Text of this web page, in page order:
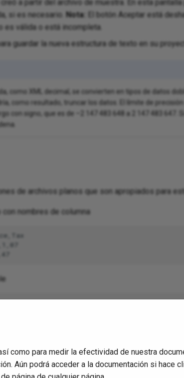
a partir del archivo de muestra. En esta
si es necesario. Nota:
El botón Aceptar está
es válida o está incompleta.
guardar la nueva estructura de texto en su
como XML decimal, se convierten en tipos de datos
como resultado, truncar los datos. El límite de
con signo, que es de –2 147 483 648 a 2 147 483 647.
de archivos planos que son apropiados para
con nombres de columna
para medir la efectividad de nuestra
Aún podrá acceder a la documentación si hace